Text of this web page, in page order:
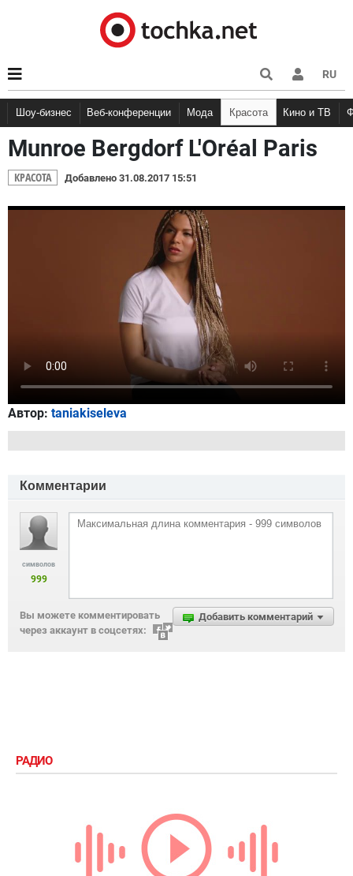
RU
Шоу-бизнес Веб-конференции Мода Красота Кино и ТВ
Munroe Bergdorf L'Oréal Paris
КРАСОТА Добавлено 31.08.2017 15:51
Автор: taniakiseleva
Комментарии
символов
999
Добавить комментарий
Вы можете комментировать
через аккаунт в соцсетях:
РАДИО